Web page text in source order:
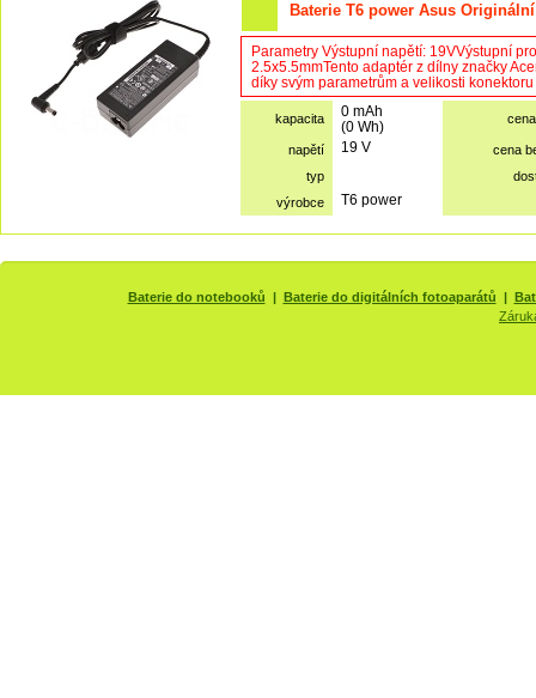
Baterie T6 power Asus
Parametry Výstupní napětí: 19VVýstupní
2.5x5.5mmTento adaptér z dílny značky
díky svým parametrům a velikosti
kapacita
0 mAh
(0 Wh)
napětí 19 V
cena
typ
výrobce
T6 power
Baterie do notebooků | Baterie do digitálních fotoaparátů |